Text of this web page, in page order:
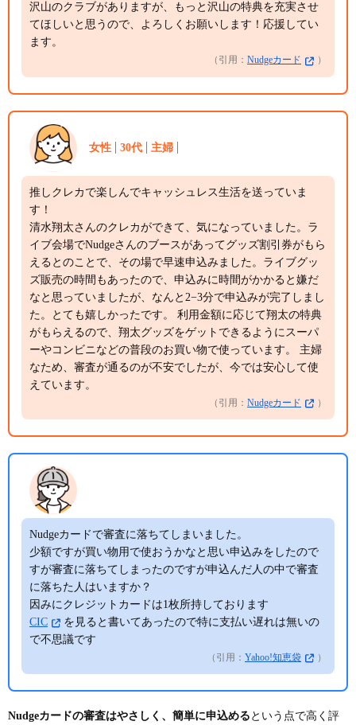
沢山のクラブがありますが、もっと沢山の特典を充実させ
てほしいと思うので、よろしくお願いします！応援してい
ます。
（引用： Nudgeカード ）
女性 30代 主婦
推しクレカで楽しんでキャッシュレス生活を送っていま
す！
清水翔太さんのクレカができて、気になっていました。ラ
イブ会場でNudgeさんのブースがあってグッズ割引券がもら
えるとのことで、その場で早速申込みました。ライブグッ
ズ販売の時間もあったので、申込みに時間がかかると嫌だ
なと思っていましたが、なんと2−3分で申込みが完了しまし
た。とても嬉しかったです。 利用金額に応じて翔太の特典
がもらえるので、翔太グッズをゲットできるようにスーパ
ーやコンビニなどの普段のお買い物で使っています。 主婦
なため、審査が通るのが不安でしたが、今では安心して使
えています。
（引用： Nudgeカード ）
Nudgeカードで審査に落ちてしまいました。
少額ですが買い物用で使おうかなと思い申込みをしたので
すが審査に落ちてしまったのですが申込んだ人の中で審査
に落ちた人はいますか？
因みにクレジットカードは1枚所持しております
CIC
を見ると書いてあったので特に支払い遅れは無いの
で不思議です
（引用： Yahoo!知恵袋 ）
Nudgeカードの審査はやさしく、簡単に申込める という点で高く評